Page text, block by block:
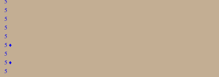
5
5
5
5
5♦
5
5♦
5